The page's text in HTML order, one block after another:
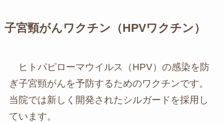
子宮頸がんワクチン（HPVワクチン）
ヒトパピローマウイルス（HPV）の感染を防
ぎ子宮頸がんを予防するためのワクチンです。
当院では新しく開発されたシルガードを採用し
ています。